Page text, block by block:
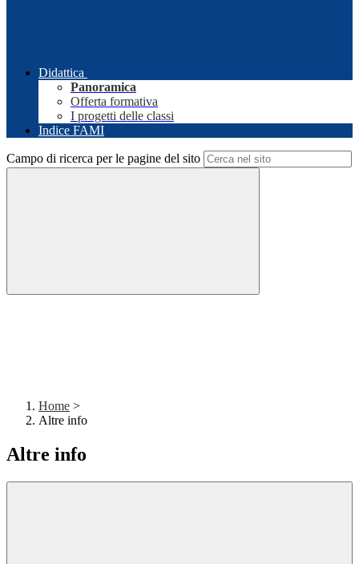
Didattica
Panoramica
Offerta formativa
I progetti delle classi
Indice FAMI
Campo di ricerca per le pagine del sito
Home >
Altre info
Altre info